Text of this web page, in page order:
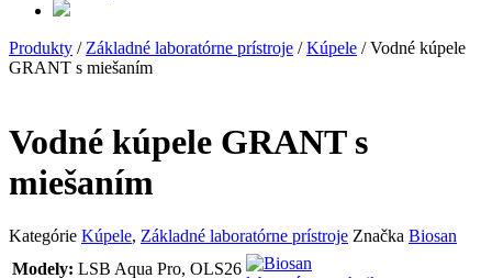
Produkty / Základné laboratórne prístroje /Kúpele / Vodné kúpele
GRANT s miešaním
Vodné kúpele GRANT s
miešaním
Kategórie Kúpele, Základné laboratórne prístroje Značka Biosan
Modely: LSB Aqua Pro, OLS26